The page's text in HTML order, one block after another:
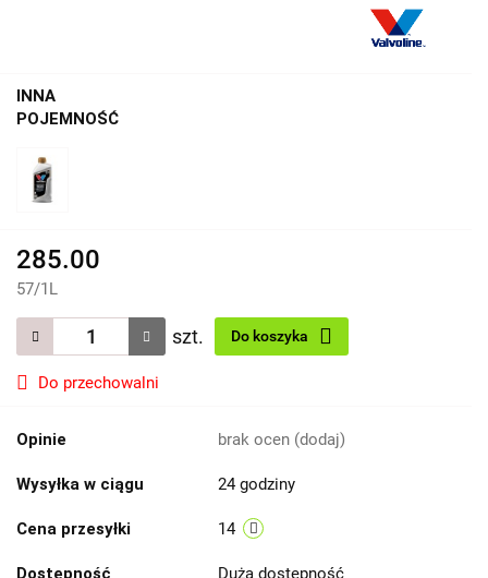
INNA
POJEMNOŚĆ
285.00
57/1L
szt. Do koszyka
Do przechowalni
Opinie brak ocen (dodaj)
Wysyłka w ciągu 24 godziny
Cena przesyłki 14
Dostępność Duża dostępność